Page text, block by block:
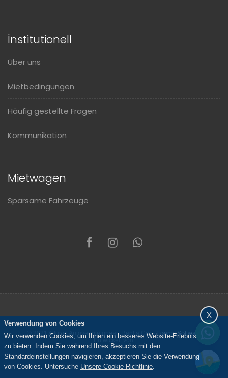
İnstitutionell
Über uns
Mietbedingungen
Häufig gestellte Fragen
Kommunikation
Mietwagen
Sparsame Fahrzeuge
© 2021 Altunel Autovermietungen Rent a Car -Eganis Software
Entwickelt von.
Verwendung von Cookies
Wir verwenden Cookies, um Ihnen ein besseres Website-Erlebnis
zu bieten. Indem Sie während Ihres Besuchs mit den
Standardeinstellungen navigieren, akzeptieren Sie die Verwendung
von Cookies. Untersuche Unsere Cookie-Richtlinie.
X